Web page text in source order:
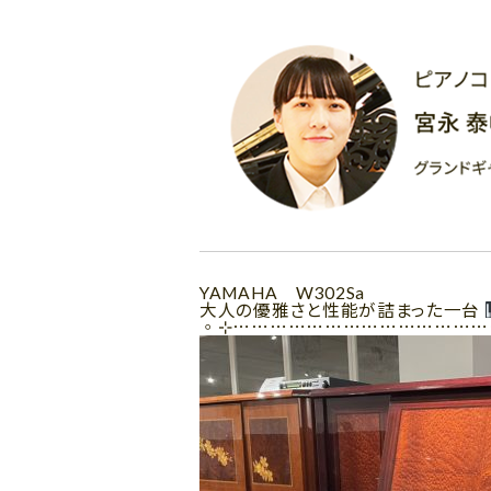
YAMAHA W302Sa
大人の優雅さと性能が詰まった一台